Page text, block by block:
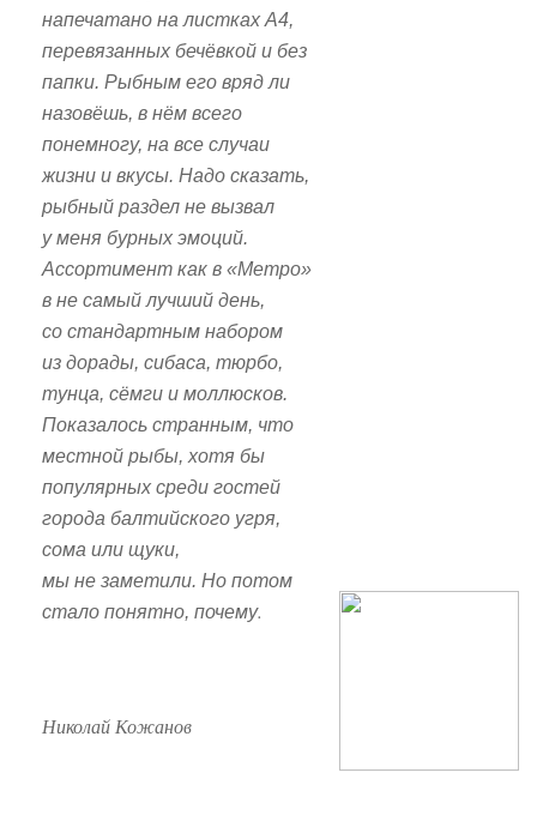
напечатано на листках А4,
перевязанных бечёвкой и без
папки. Рыбным его вряд ли
назовёшь, в нём всего
понемногу, на все случаи
жизни и вкусы. Надо сказать,
рыбный раздел не вызвал
у меня бурных эмоций.
Ассортимент как в «Метро»
в не самый лучший день,
со стандартным набором
из дорады, сибаса, тюрбо,
тунца, сёмги и моллюсков.
Показалось странным, что
местной рыбы, хотя бы
популярных среди гостей
города балтийского угря,
сома или щуки,
мы не заметили. Но потом
стало понятно, почему.
Николай Кожанов